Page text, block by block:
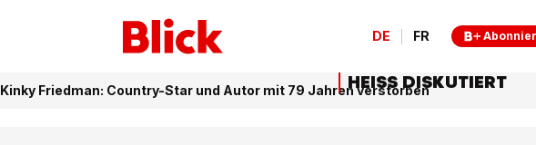
DE FR
Kinky Friedman: Country-Star und Autor mit 79 Jahren verstorben
HEISS DISKUTIERT